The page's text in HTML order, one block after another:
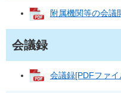
附属機関等の会議
会議録
会議録[PDFファ